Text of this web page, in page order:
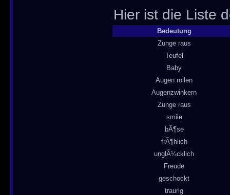
Hier ist die Liste
Bedeutung
Zunge raus
Teufel
Baby
Augen rollen
Augenzwinkern
Zunge raus
smile
bÃ¶se
frÃ¶hlich
unglÃ¼cklich
Freude
geschockt
traurig